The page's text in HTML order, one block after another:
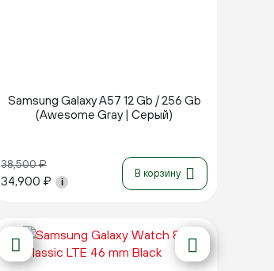
Samsung Galaxy A57 12 Gb / 256 Gb
(Awesome Gray | Серый)
38,500₽
34,900 ₽ i
В корзину